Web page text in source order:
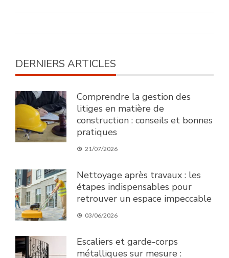
DERNIERS ARTICLES
Comprendre la gestion des
litiges en matière de
construction : conseils et bonnes
pratiques
21/07/2026
Nettoyage après travaux : les
étapes indispensables pour
retrouver un espace impeccable
03/06/2026
Escaliers et garde-corps
métalliques sur mesure :